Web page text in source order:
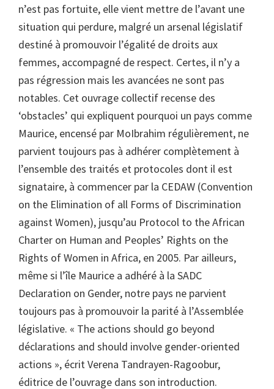
n’est pas fortuite, elle vient mettre de l’avant une
situation qui perdure, malgré un arsenal législatif
destiné à promouvoir l’égalité de droits aux
femmes, accompagné de respect. Certes, il n’y a
pas régression mais les avancées ne sont pas
notables. Cet ouvrage collectif recense des
‘obstacles’ qui expliquent pourquoi un pays comme
Maurice, encensé par MoIbrahim régulièrement, ne
parvient toujours pas à adhérer complètement à
l’ensemble des traités et protocoles dont il est
signataire, à commencer par la CEDAW (Convention
on the Elimination of all Forms of Discrimination
against Women), jusqu’au Protocol to the African
Charter on Human and Peoples’ Rights on the
Rights of Women in Africa, en 2005. Par ailleurs,
même si l’île Maurice a adhéré à la SADC
Declaration on Gender, notre pays ne parvient
toujours pas à promouvoir la parité à l’Assemblée
législative. « The actions should go beyond
déclarations and should involve gender-oriented
actions », écrit Verena Tandrayen-Ragoobur,
éditrice de l’ouvrage dans son introduction.